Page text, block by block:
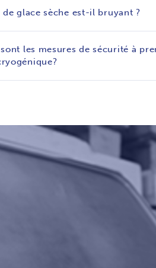
de glace sèche est-il bruyant ?
les mesures de sécurité à